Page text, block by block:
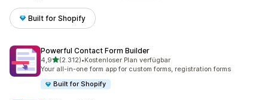
Built for Shopify
Powerful Contact Form Builder
4,9von 5 Sternen
(2.312)
2312 Rezensionen insgesamt
•Kostenloser Plan verfügbar
Your all-in-one form app for custom forms, registration forms
Built for Shopify